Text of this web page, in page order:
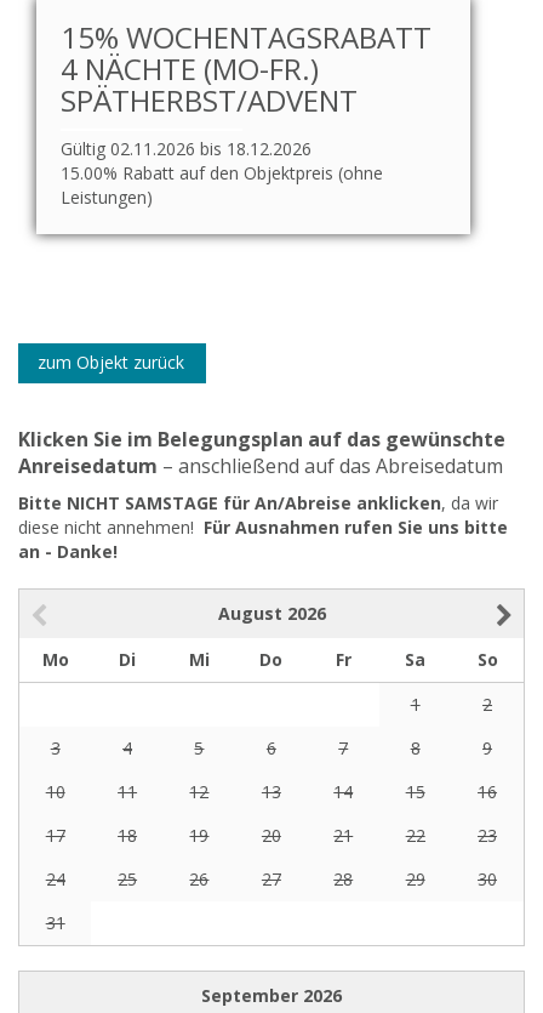
15% WOCHENTAGSRABATT
4 NÄCHTE (MO-FR.)
SPÄTHERBST/ADVENT
Gültig 02.11.2026 bis 18.12.2026
15.00% Rabatt auf den Objektpreis (ohne
Leistungen)
zum Objekt zurück
Klicken Sie im Belegungsplan auf das gewünschte
Anreisedatum – anschließend auf das Abreisedatum
Bitte NICHT SAMSTAGE für An/Abreise anklicken, da wir
diese nicht annehmen! Für Ausnahmen rufen Sie uns bitte
an - Danke!
August 2026
Mo
Di Mi Do Fr Sa
So
1
2
3
4 5 6 7 8
9
10
11 12 13 14 15
16
17
18 19 20 21 22
23
24
25 26 27 28 29
30
31
September 2026